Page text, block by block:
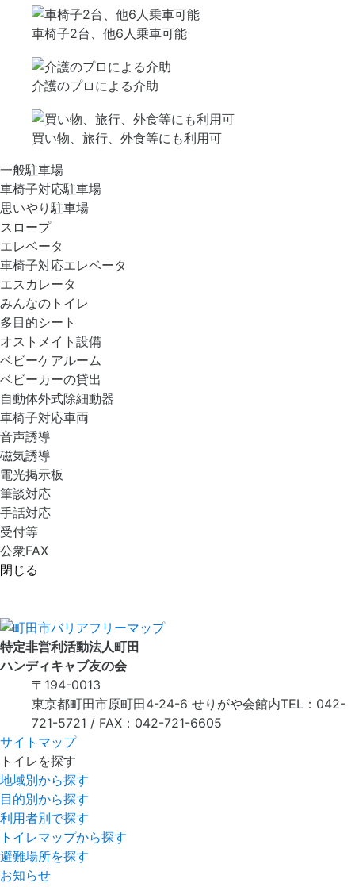
車椅子2台、他6人乗車可能
介護のプロによる介助
買い物、旅行、外食等にも利用可
一般駐車場
車椅子対応駐車場
思いやり駐車場
スロープ
エレベータ
車椅子対応エレベータ
エスカレータ
みんなのトイレ
多目的シート
オストメイト設備
ベビーケアルーム
ベビーカーの貸出
自動体外式除細動器
車椅子対応車両
音声誘導
磁気誘導
電光掲示板
筆談対応
手話対応
受付等
公衆FAX
閉じる
特定非営利活動法人町田
ハンディキャブ友の会
〒194-0013
東京都町田市原町田4-24-6 せりがや会館内TEL：042-
721-5721 / FAX：042-721-6605
サイトマップ
トイレを探す
地域別から探す
目的別から探す
利用者別で探す
トイレマップから探す
避難場所を探す
お知らせ